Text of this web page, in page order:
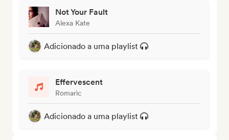
Not Your Fault
Alexa Kate
Adicionado a uma playlist
Effervescent
Romarìc
Adicionado a uma playlist